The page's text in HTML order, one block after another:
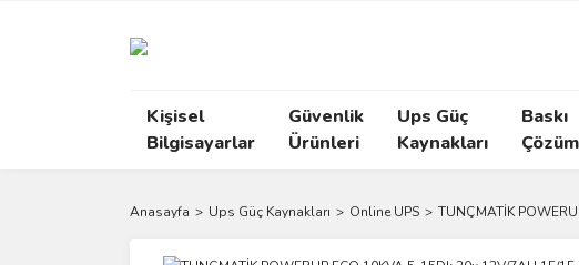
Kişisel
Bilgisayarlar
Güvenlik
Ürünleri
Ups Güç
Kaynakları
Baskı
Anasayfa Ups Güç Kaynakları Online UPS TUNÇMATİK